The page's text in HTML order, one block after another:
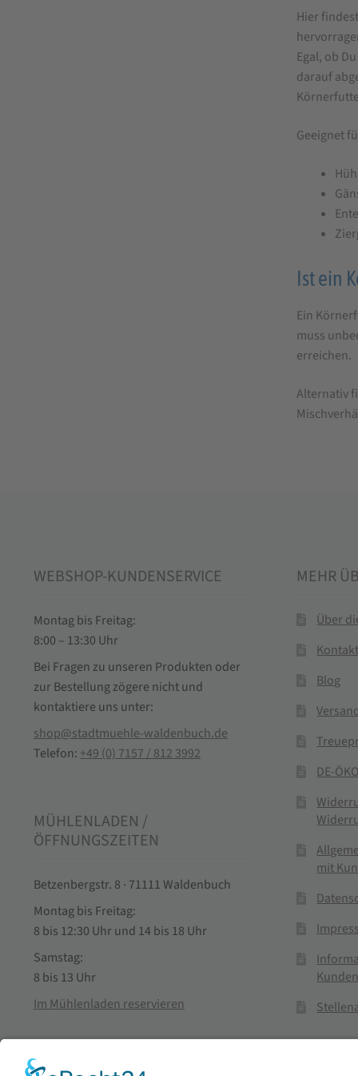
Hier
Egal, ob
darauf
Geeignet
Ist ein
Ein
muss
erreichen.
Alternativ
WEBSHOP-KUNDENSERVICE
Montag bis Freitag:
8:00 – 13:30 Uhr
Bei Fragen zu unseren Produkten oder
zur Bestellung zögere nicht und
kontaktiere uns unter:
shop@stadtmuehle-waldenbuch.de
Telefon: +49 (0) 7157 / 812 3992
MÜHLENLADEN /
ÖFFNUNGSZEITEN
Betzenbergstr. 8 · 71111 Waldenbuch
Montag bis Freitag:
8 bis 12:30 Uhr und 14 bis 18 Uhr
Samstag:
8 bis 13 Uhr
Im Mühlenladen reservieren
MEHR
Über
Kontakt
Blog
DE-
mit